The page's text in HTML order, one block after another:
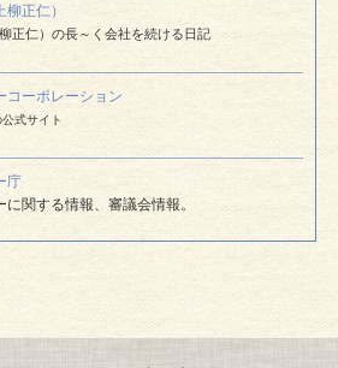
正仁）
正仁）の長～く会社を続ける日記
コーポレーション
式サイト
庁
に関する情報、審議会情報。